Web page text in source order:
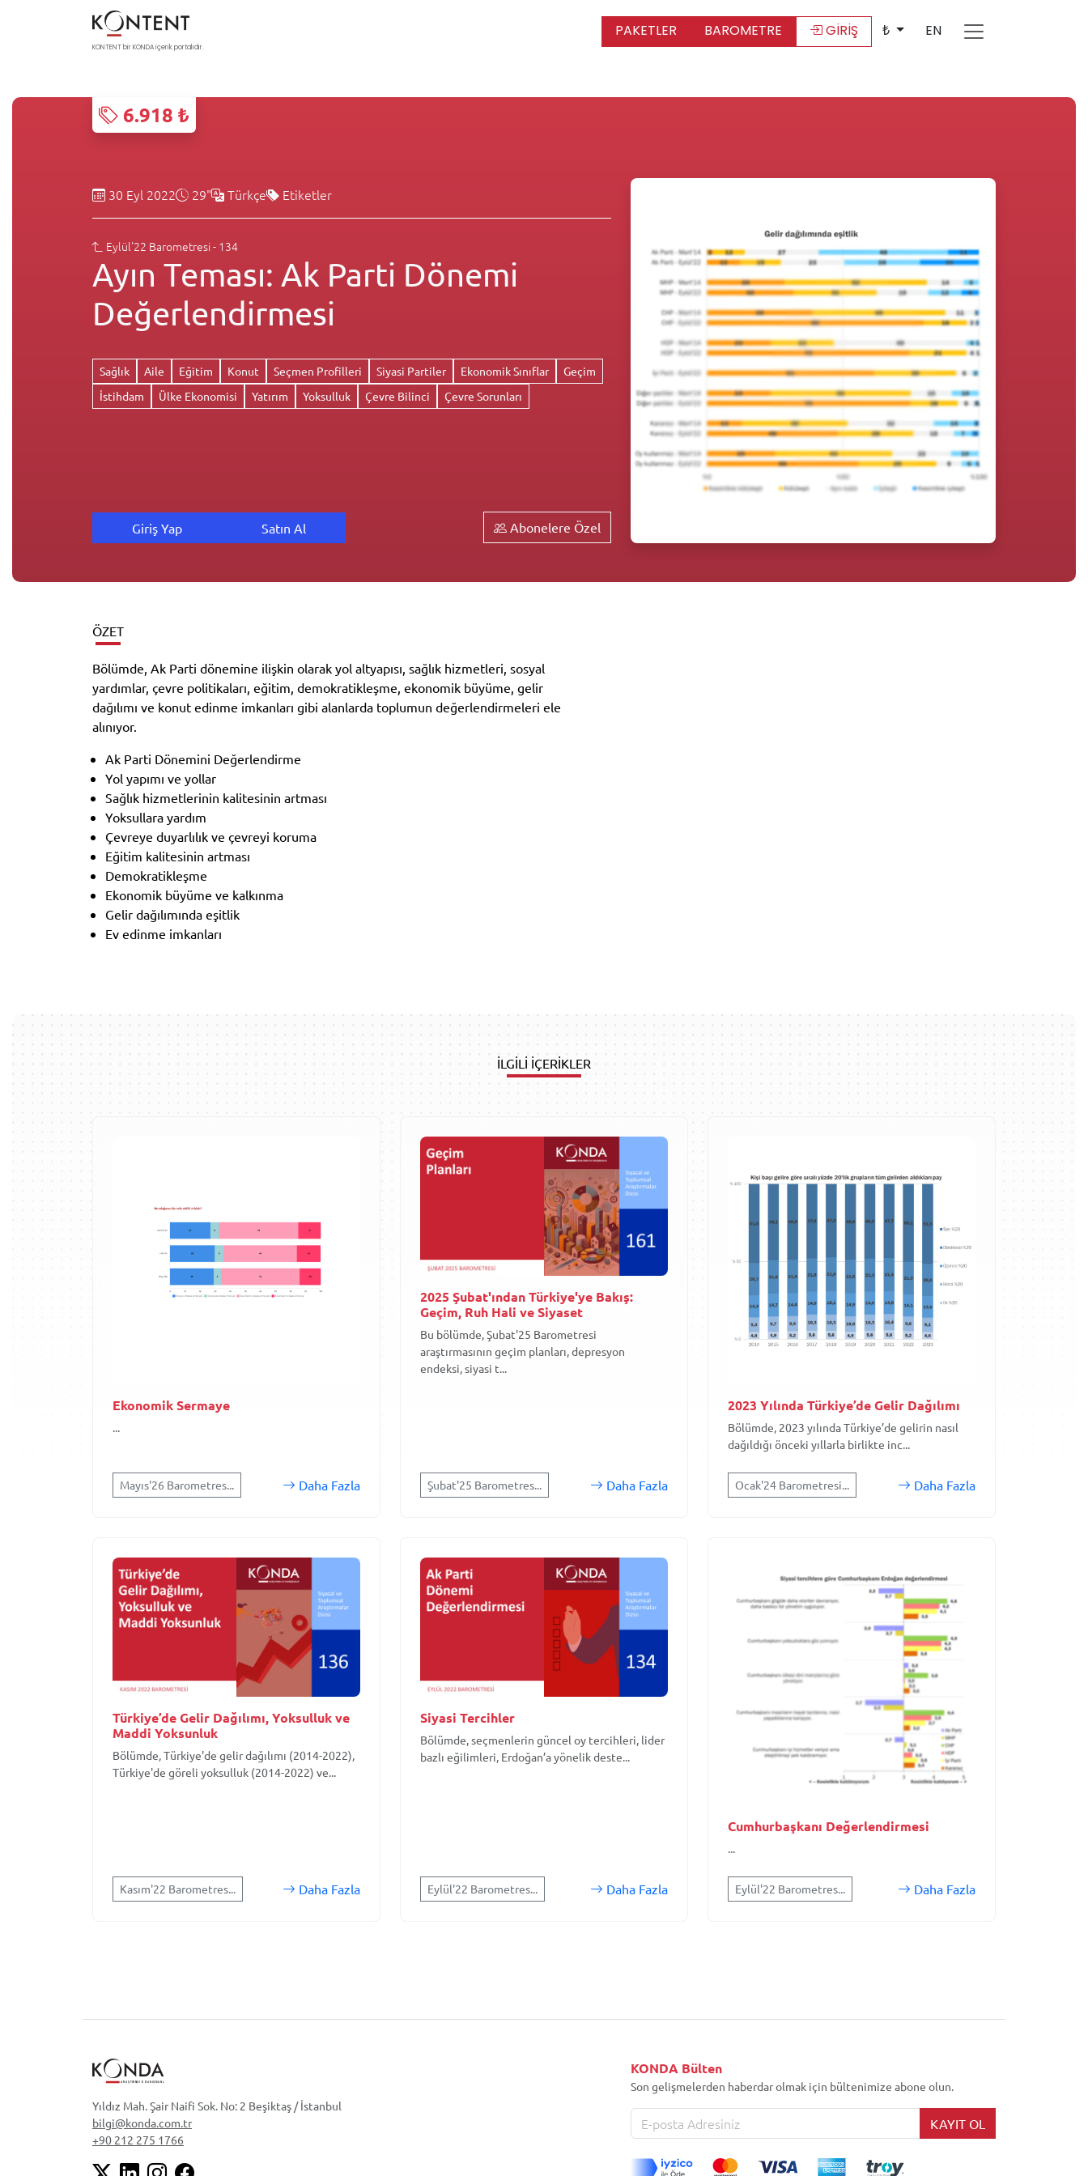
KONTENT bir KONDA içerik portalıdır.
PAKETLER BAROMETRE GİRİŞ ₺ EN
6.918 ₺
30 Eyl 2022 29" Türkçe Etiketler
Eylül'22 Barometresi - 134
Ayın Teması: Ak Parti Dönemi
Değerlendirmesi
Sağlık Aile Eğitim Konut Seçmen Profilleri Siyasi Partiler Ekonomik Sınıflar
Geçim
İstihdam
Ülke Ekonomisi Yatırım Yoksulluk Çevre Bilinci Çevre Sorunları
Giriş Yap Satın Al Abonelere Özel
ÖZET
Bölümde, Ak Parti dönemine ilişkin olarak yol altyapısı, sağlık hizmetleri, sosyal
yardımlar, çevre politikaları, eğitim, demokratikleşme, ekonomik büyüme, gelir
dağılımı ve konut edinme imkanları gibi alanlarda toplumun değerlendirmeleri ele
alınıyor.
Ak Parti Dönemini Değerlendirme
Yol yapımı ve yollar
Sağlık hizmetlerinin kalitesinin artması
Yoksullara yardım
Çevreye duyarlılık ve çevreyi koruma
Eğitim kalitesinin artması
Demokratikleşme
Ekonomik büyüme ve kalkınma
Gelir dağılımında eşitlik
Ev edinme imkanları
İLGİLİ İÇERİKLER
Ekonomik Sermaye
...
Mayıs'26 Barometres... Daha Fazla
2025 Şubat'ından Türkiye'ye Bakış:
Geçim, Ruh Hali ve Siyaset
Bu bölümde, Şubat'25 Barometresi
araştırmasının geçim planları, depresyon
endeksi, siyasi t...
Şubat'25 Barometres... Daha Fazla
2023 Yılında Türkiye’de Gelir Dağılımı
Bölümde, 2023 yılında Türkiye’de gelirin nasıl
dağıldığı önceki yıllarla birlikte inc...
Ocak'24 Barometresi... Daha Fazla
Türkiye’de Gelir Dağılımı, Yoksulluk ve
Maddi Yoksunluk
Bölümde, Türkiye'de gelir dağılımı (2014-2022),
Türkiye'de göreli yoksulluk (2014-2022) ve...
Kasım'22 Barometres... Daha Fazla
Siyasi Tercihler
Bölümde, seçmenlerin güncel oy tercihleri, lider
bazlı eğilimleri, Erdoğan’a yönelik deste...
Eylül'22 Barometres... Daha Fazla
Cumhurbaşkanı Değerlendirmesi
...
Eylül'22 Barometres... Daha Fazla
Yıldız Mah. Şair Naifi Sok. No: 2 Beşiktaş / İstanbul
bilgi@konda.com.tr
+90 212 275 1766
KONDA Bülten
Son gelişmelerden haberdar olmak için bültenimize abone olun.
KAYIT OL